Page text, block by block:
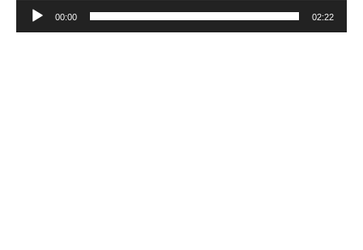
Reprodutor
de
00:00 02:22